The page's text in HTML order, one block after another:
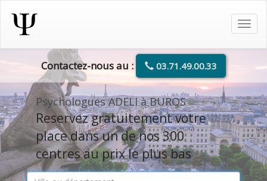
Contactez-nous au : 03.71.49.00.33
Psychologues ADELI à BUROS
Reservez gratuitement votre
place dans un de nos 300
centres au prix le plus bas